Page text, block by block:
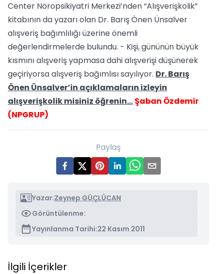
Center Nöropsikiyatri Merkezi’nden “Alışverişkolik”
kitabının da yazarı olan Dr. Barış Önen Ünsalver
alışveriş bağımlılığı üzerine önemli
değerlendirmelerde bulundu. - Kişi, gününün büyük
kısmını alışveriş yapmasa dahi alışverişi düşünerek
geçiriyorsa alışveriş bağımlısı sayılıyor. Dr. Barış
Önen Ünsalver’in açıklamaların izleyin
alışverişkolik misiniz öğrenin…Şaban Özdemir
(NPGRUP)
Paylaş
Yazar:Zeynep GÜÇLÜCAN
Görüntülenme:
Yayınlanma Tarihi:22 Kasım 2011
İlgili İçerikler